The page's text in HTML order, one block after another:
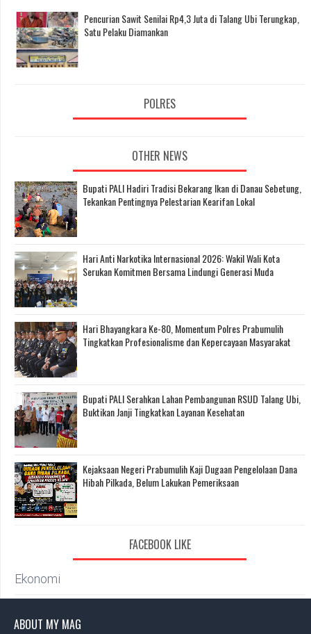
Pencurian Sawit Senilai Rp4,3 Juta di Talang Ubi Terungkap,
Satu Pelaku Diamankan
POLRES
OTHER NEWS
Bupati PALI Hadiri Tradisi Bekarang Ikan di Danau Sebetung,
Tekankan Pentingnya Pelestarian Kearifan Lokal
Hari Anti Narkotika Internasional 2026: Wakil Wali Kota
Serukan Komitmen Bersama Lindungi Generasi Muda
Hari Bhayangkara Ke-80, Momentum Polres Prabumulih
Tingkatkan Profesionalisme dan Kepercayaan Masyarakat
Bupati PALI Serahkan Lahan Pembangunan RSUD Talang Ubi,
Buktikan Janji Tingkatkan Layanan Kesehatan
Kejaksaan Negeri Prabumulih Kaji Dugaan Pengelolaan Dana
Hibah Pilkada, Belum Lakukan Pemeriksaan
FACEBOOK LIKE
Ekonomi
ABOUT MY MAG